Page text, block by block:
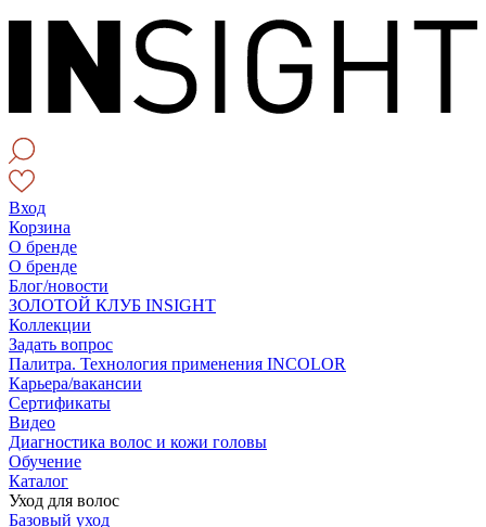
Вход
Корзина
О бренде
О бренде
Блог/новости
ЗОЛОТОЙ КЛУБ INSIGHT
Коллекции
Задать вопрос
Палитра. Технология применения INCOLOR
Карьера/вакансии
Сертификаты
Видео
Диагностика волос и кожи головы
Обучение
Каталог
Уход для волос
Базовый уход